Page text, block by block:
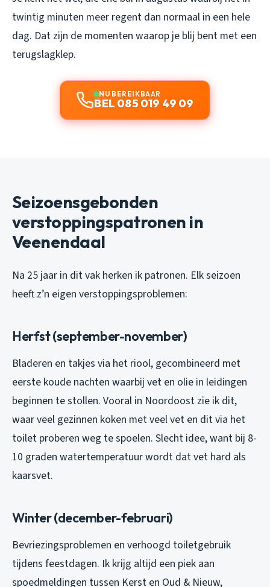
twintig minuten meer regent dan normaal in een hele
dag. Dat zijn de momenten waarop je blij bent met een
terugslagklep.
NU BEREIKBAAR
BEL 085 019 49 09
Seizoensgebonden
verstoppingspatronen in
Veenendaal
Na 25 jaar in dit vak herken ik patronen. Elk seizoen
heeft z’n eigen verstoppingsproblemen:
Herfst (september-november)
Bladeren en takjes via het riool, gecombineerd met
eerste koude nachten waarbij vet en olie in leidingen
beginnen te stollen. Vooral in Noordoost zie ik dit,
waar veel gezinnen koken met veel vet en dit via het
toilet proberen weg te spoelen. Slecht idee, want bij 8-
10 graden watertemperatuur wordt dat vet hard als
kaarsvet.
Winter (december-februari)
Bevriezingsproblemen en verhoogd toiletgebruik
tijdens feestdagen. Ik krijg altijd een piek aan
spoedmeldingen tussen Kerst en Oud & Nieuw,